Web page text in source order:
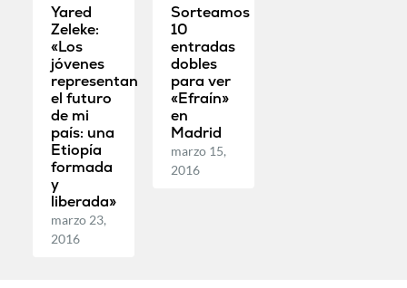
Yared
Zeleke:
«Los
jóvenes
representan
el futuro
de mi
país: una
Etiopía
formada
y
liberada»
marzo 23,
2016
Sorteamos
10
entradas
dobles
para ver
«Efraín»
en
Madrid
marzo 15,
2016